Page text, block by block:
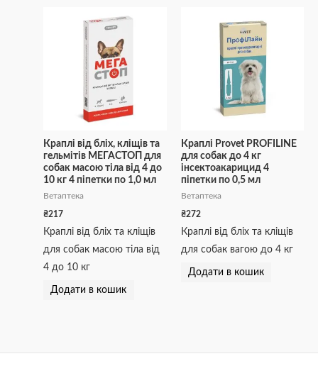
Краплі від бліх, кліщів та
гельмітів МЕГАСТОП для
собак масою тіла від 4 до
10 кг 4 піпетки по 1,0 мл
Ветаптека
₴217
Краплі від бліх та кліщів
для собак масою тіла від
4 до 10 кг
Додати в кошик
Краплі Provet PROFILINE
для собак до 4 кг
інсектоакарицид 4
піпетки по 0,5 мл
Ветаптека
₴272
Краплі від бліх та кліщів
для собак вагою до 4 кг
Додати в кошик